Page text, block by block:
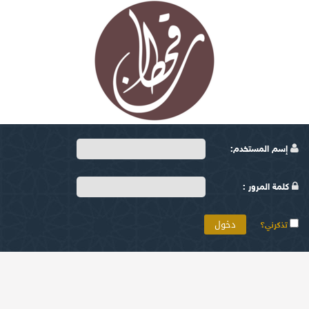
إسم المستخدم:
كلمة المرور :
تذكرني؟